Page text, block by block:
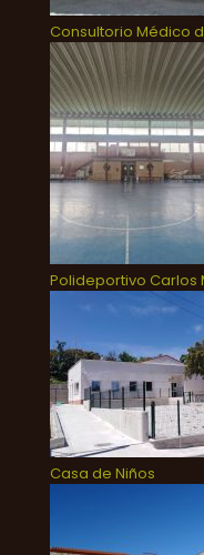
Consultorio Médico
Polideportivo Carlos
Casa de Niños